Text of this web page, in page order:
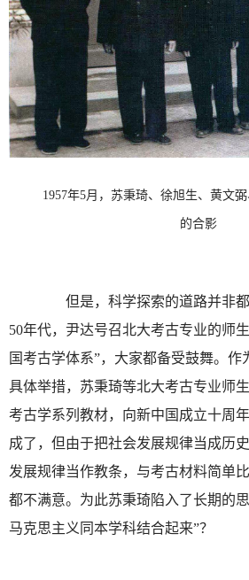
1957年5月，苏秉琦、徐旭生、黄文
的合影
但是，科学探索的道路并非都
50年代，尹达号召北大考古专业的师
国考古学体系”，大家都备受鼓舞。作
具体举措，苏秉琦等北大考古专业师
考古学系列教材，向新中国成立十周
成了，但由于把社会发展规律当成历
发展规律当作教条，与考古材料简单
都不满意。为此苏秉琦陷入了长期的
马克思主义同本学科结合起来”？